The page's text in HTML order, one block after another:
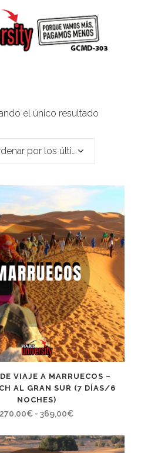
el único resultado
Ordenar por los últimos
VIAJE A MARRUECOS –
AL GRAN SUR (7 DÍAS/6
NOCHES)
270,00€ - 369,00€Rango
precios: